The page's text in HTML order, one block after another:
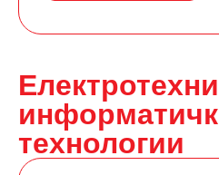
технологии